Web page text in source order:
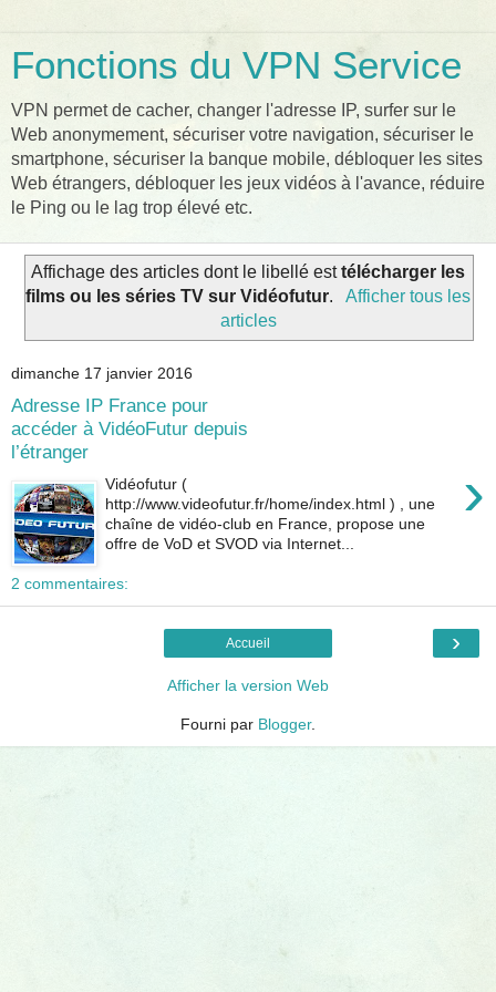
Fonctions du VPN Service
VPN permet de cacher, changer l'adresse IP, surfer sur le
Web anonymement, sécuriser votre navigation, sécuriser le
smartphone, sécuriser la banque mobile, débloquer les sites
Web étrangers, débloquer les jeux vidéos à l'avance, réduire
le Ping ou le lag trop élevé etc.
Affichage des articles dont le libellé esttélécharger les
films ou les séries TV sur Vidéofutur.
Afficher tous les
articles
dimanche 17 janvier 2016
Adresse IP France pour
accéder à VidéoFutur depuis
l’étranger
›
Vidéofutur (
http://www.videofutur.fr/home/index.html ) , une
chaîne de vidéo-club en France, propose une
offre de VoD et SVOD via Internet...
2 commentaires:
›
Accueil
Afficher la version Web
Fourni par Blogger.